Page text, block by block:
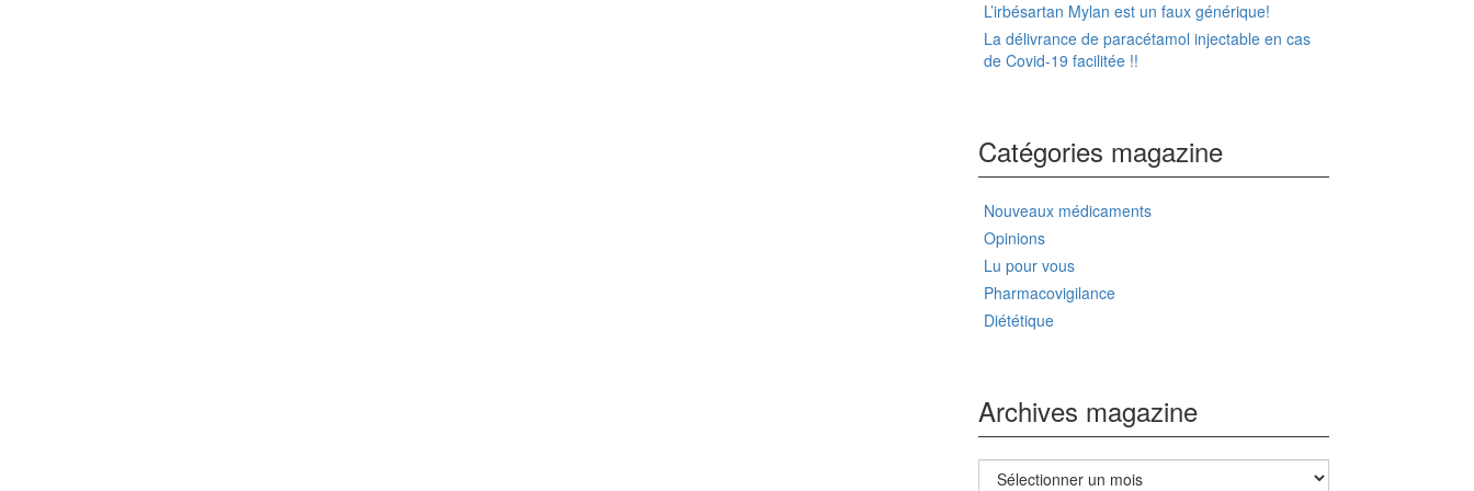
L’irbésartan Mylan est un faux générique!
La délivrance de paracétamol injectable en cas
de Covid-19 facilitée !!
Catégories magazine
Nouveaux médicaments
Opinions
Lu pour vous
Pharmacovigilance
Diététique
Archives magazine
Archives